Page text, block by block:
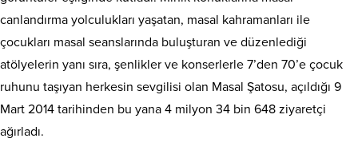
canlandırma yolculukları yaşatan, masal kahramanları ile
çocukları masal seanslarında buluşturan ve düzenlediği
atölyelerin yanı sıra, şenlikler ve konserlerle 7’den 70’e çocuk
ruhunu taşıyan herkesin sevgilisi olan Masal Şatosu, açıldığı 9
Mart 2014 tarihinden bu yana 4 milyon 34 bin 648 ziyaretçi
ağırladı.